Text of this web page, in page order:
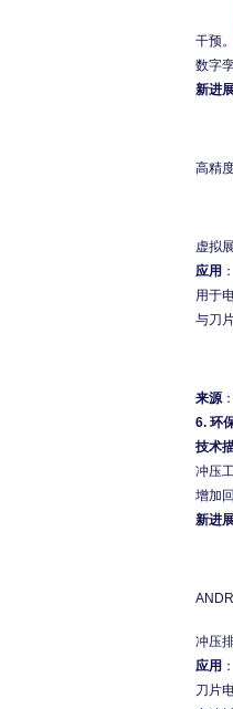
干预。
数字
新进
高精
虚拟
应用 ：
用于
与刀
来源：
6. 环
技术
冲压
增加
新进
冲压
应用 ：
刀片